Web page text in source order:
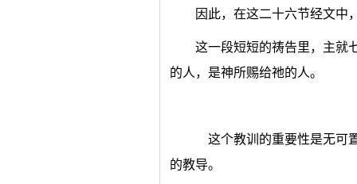
因此，在这二十六节经文中
这一段短短的祷告里，主就
的人，是神所赐给祂的人。
这个教训的重要性是无可
的教导。